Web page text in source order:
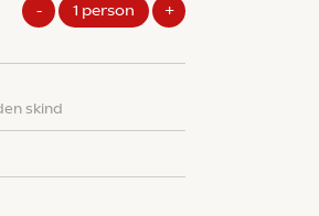
- 1 person +
skind